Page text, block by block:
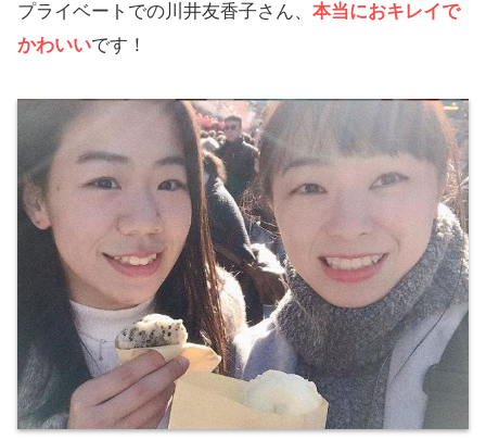
プライベートでの川井友香子さん、 本当におキレイで
かわいいです！